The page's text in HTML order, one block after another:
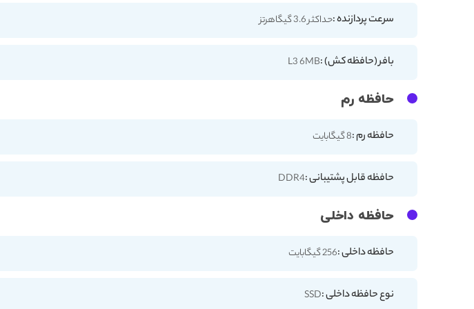
سرعت پردازنده :حداکثر 3.6 گیگاهرتز
بافر (حافظه کش) :L3 6MB
حافظه رم
حافظه رم :8 گیگابایت
حافظه قابل پشتیبانی :DDR4
حافظه داخلی
حافظه داخلی :256 گیگابایت
نوع حافظه داخلی :SSD